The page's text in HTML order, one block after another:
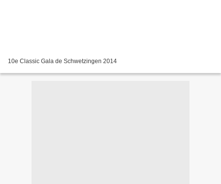
10e Classic Gala de Schwetzingen 2014